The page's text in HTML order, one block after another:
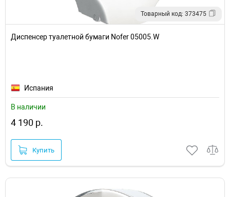
Товарный код: 373475
Диспенсер туалетной бумаги Nofer 05005.W
Испания
В наличии
4 190 р.
Купить